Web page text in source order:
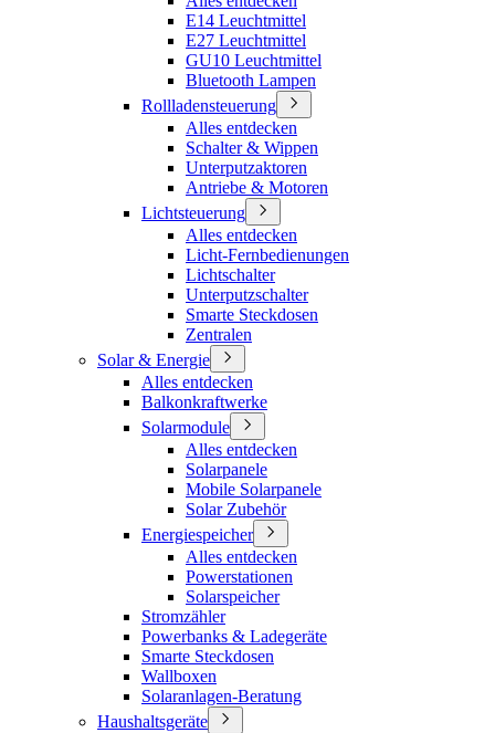
E14 Leuchtmittel
E27 Leuchtmittel
GU10 Leuchtmittel
Bluetooth Lampen
Rollladensteuerung
Alles entdecken
Schalter & Wippen
Unterputzaktoren
Antriebe & Motoren
Lichtsteuerung
Alles entdecken
Licht-Fernbedienungen
Lichtschalter
Unterputzschalter
Smarte Steckdosen
Zentralen
Solar & Energie
Alles entdecken
Balkonkraftwerke
Solarmodule
Alles entdecken
Solarpanele
Mobile Solarpanele
Solar Zubehör
Energiespeicher
Alles entdecken
Powerstationen
Solarspeicher
Stromzähler
Powerbanks & Ladegeräte
Smarte Steckdosen
Wallboxen
Solaranlagen-Beratung
Haushaltsgeräte